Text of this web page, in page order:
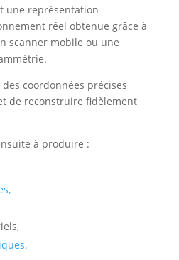
une représentation
réel obtenue grâce à
scanner mobile ou une
coordonnées précises
de reconstruire fidèlement
à produire :